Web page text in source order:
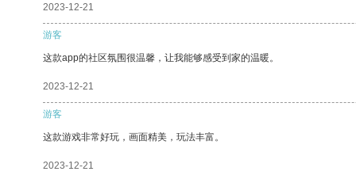
2023-12-21
游客
这款app的社区氛围很温馨，让我能够感受到家的温暖。
2023-12-21
游客
这款游戏非常好玩，画面精美，玩法丰富。
2023-12-21